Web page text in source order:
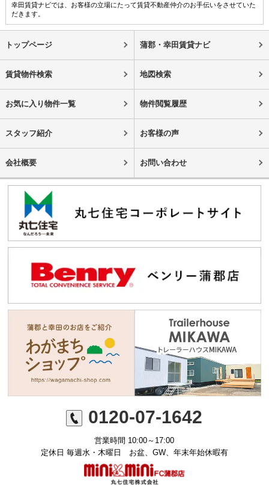
幸田賃貸ナビでは、お客様の立場にたって賃貸不動産仲介のお手伝いをさせていた
だきます。
トップページ 蒲郡・幸田賃貸ナビ
賃貸物件検索 地図検索
お気に入り物件一覧 物件閲覧履歴
スタッフ紹介 お客様の声
会社概要 お問い合わせ
0120-07-1642
営業時間 10:00～17:00
定休日 毎週水・木曜日 お盆、GW、年末年始休暇有